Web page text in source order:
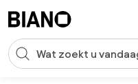
Zoekopdracht invoeren